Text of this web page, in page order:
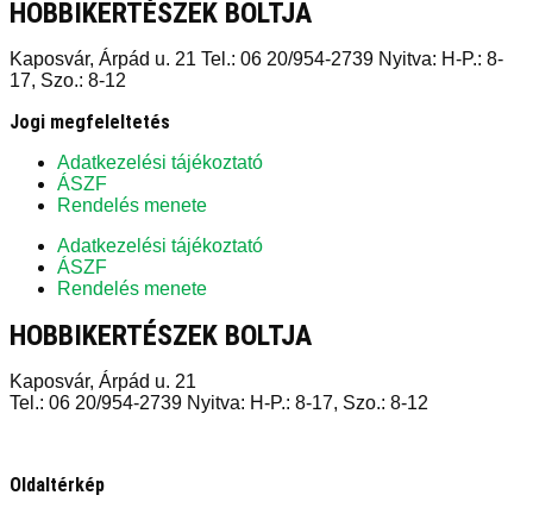
HOBBIKERTÉSZEK BOLTJA
Kaposvár, Árpád u. 21 Tel.: 06 20/954-2739 Nyitva: H-P.: 8-
17, Szo.: 8-12
Jogi megfeleltetés
Adatkezelési tájékoztató
ÁSZF
Rendelés menete
Adatkezelési tájékoztató
ÁSZF
Rendelés menete
HOBBIKERTÉSZEK BOLTJA
Kaposvár, Árpád u. 21
Tel.: 06 20/954-2739 Nyitva: H-P.: 8-17, Szo.: 8-12
Oldaltérkép